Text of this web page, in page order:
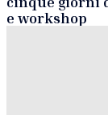
e workshop